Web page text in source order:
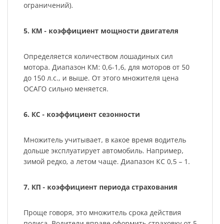
ограничений).
5. КМ - коэффициент мощности двигателя
Определяется количеством лошадиных сил
мотора. Диапазон КМ: 0,6-1,6, для моторов от 50
до 150 л.с., и выше. От этого множителя цена
ОСАГО сильно меняется.
6. КС - коэффициент сезонности
Множитель учитывает, в какое время водитель
дольше эксплуатирует автомобиль. Например,
зимой редко, а летом чаще. Диапазон КС 0,5 – 1.
7. КП - коэффициент периода страхования
Проще говоря, это множитель срока действия